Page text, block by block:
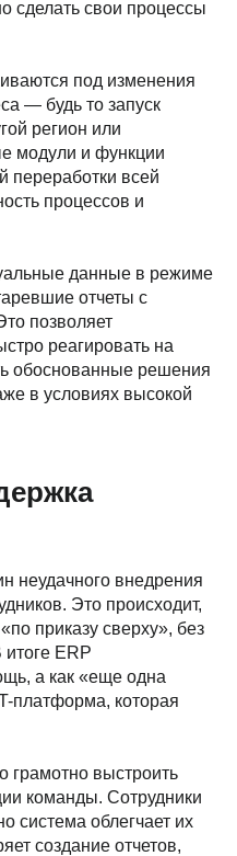
сделать свои процессы
под изменения
— будь то запуск
регион или
модули и функции
переработки всей
процессов и
данные в режиме
отчеты с
позволяет
реагировать на
обоснованные решения
в условиях высокой
неудачного внедрения
Это происходит,
приказу сверху», без
ERP
а как «еще одна
платформа, которая
грамотно выстроить
команды. Сотрудники
система облегчает их
создание отчетов,